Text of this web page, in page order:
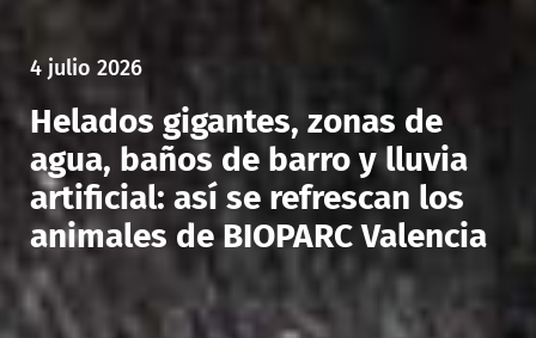
4 julio 2026
Helados gigantes, zonas de
agua, baños de barro y lluvia
artificial: así se refrescan los
animales de BIOPARC Valencia